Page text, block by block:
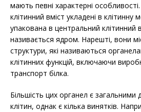
мають певні характерні
клітинний вміст укладені в
упакована в центральний клітинний
називається ядром. Нарешті, вони
структури, які називаються
клітинних функцій, включаючи
транспорт білка.
Більшість цих органел є загальними
клітин, однак є кілька винятків.